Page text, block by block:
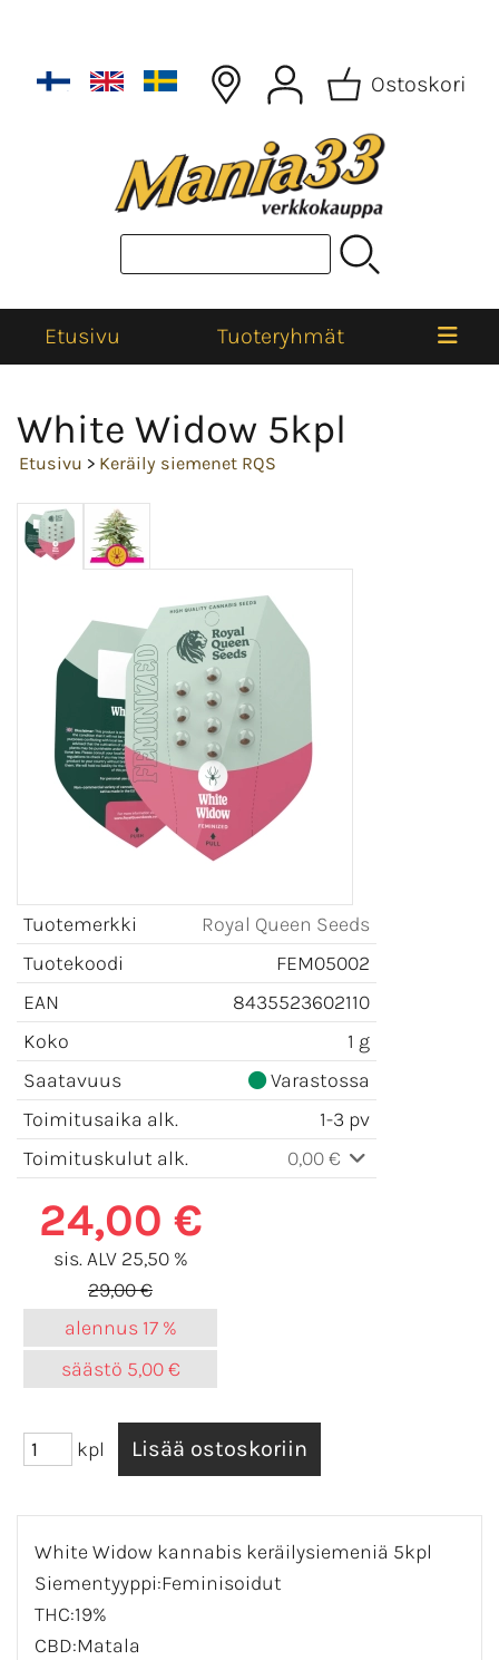
Ostoskori
Etusivu Tuoteryhmät
White Widow 5kpl
Etusivu > Keräily siemenet RQS
Tuotemerkki
Royal Queen Seeds
Tuotekoodi
FEM05002
EAN
8435523602110
Koko
1 g
Saatavuus
Varastossa
Toimitusaika alk.
1-3 pv
Toimituskulut alk.
0,00 €
24,00 €
sis. ALV 25,50 %
29,00 €
alennus 17 %
säästö 5,00 €
kpl
White Widow kannabis keräilysiemeniä 5kpl
Siementyyppi:Feminisoidut
THC:19%
CBD:Matala